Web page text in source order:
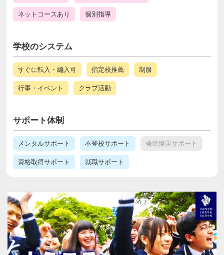
ネットコースあり 個別指導
学校のシステム
すぐに転入・編入可 指定校推薦 制服
行事・イベント クラブ活動
サポート体制
メンタルサポート 不登校サポート 発達障害サポート
資格取得サポート 就職サポート